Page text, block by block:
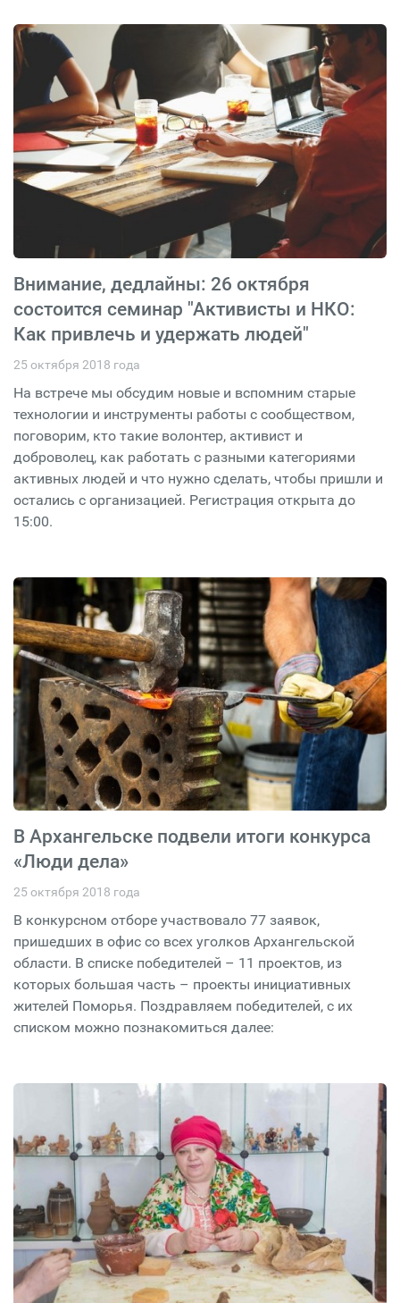
Внимание, дедлайны: 26 октября
состоится семинар "Активисты и НКО:
Как привлечь и удержать людей"
25 октября 2018 года
На встрече мы обсудим новые и вспомним старые
технологии и инструменты работы с сообществом,
поговорим, кто такие волонтер, активист и
доброволец, как работать с разными категориями
активных людей и что нужно сделать, чтобы пришли и
остались с организацией. Регистрация открыта до
15:00.
В Архангельске подвели итоги конкурса
«Люди дела»
25 октября 2018 года
В конкурсном отборе участвовало 77 заявок,
пришедших в офис со всех уголков Архангельской
области. В списке победителей – 11 проектов, из
которых большая часть – проекты инициативных
жителей Поморья. Поздравляем победителей, с их
списком можно познакомиться далее: